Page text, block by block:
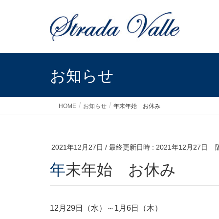
お知らせ
HOME お知らせ 年末年始 お休み
2021年12月27日 / 最終更新日時 : 2021年12月27日
年末年始 お休み
12月29日（水）～1月6日（木）